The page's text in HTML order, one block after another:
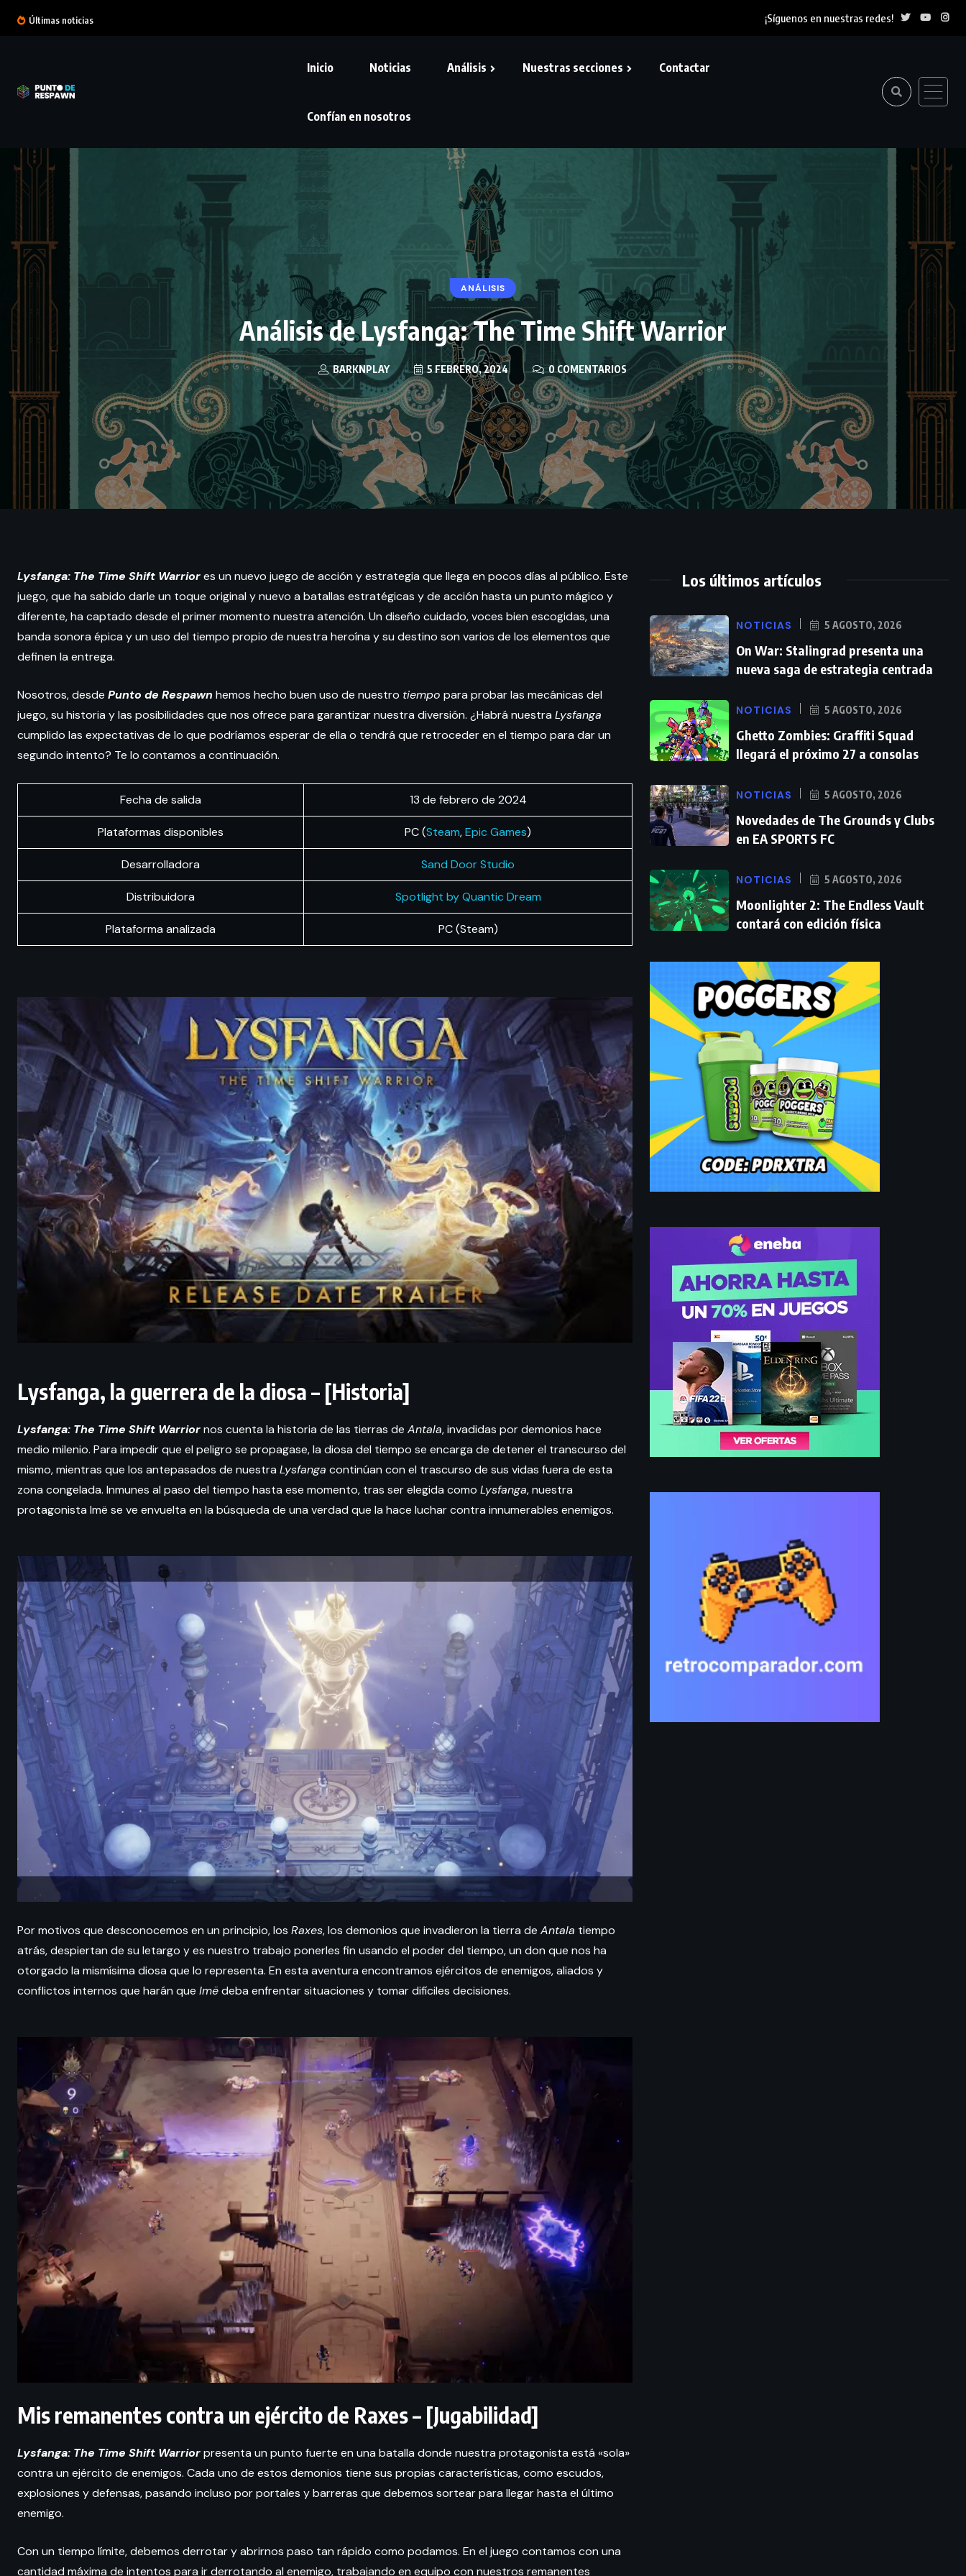
Últimas noticias ¡Síguenos en nuestras redes!
Inicio Noticias Análisis Nuestras secciones Contactar
Confían en nosotros
ANÁLISIS
Análisis de Lysfanga: The Time Shift Warrior
BARKNPLAY 5 FEBRERO, 2024 0 COMENTARIOS
Lysfanga: The Time Shift Warriores un nuevo juego de acción y estrategia que llega en pocos días al público. Este
juego, que ha sabido darle un toque original y nuevo a batallas estratégicas y de acción hasta un punto mágico y
diferente, ha captado desde el primer momento nuestra atención. Un diseño cuidado, voces bien escogidas, una
banda sonora épica y un uso del tiempo propio de nuestra heroína y su destino son varios de los elementos que
definen la entrega.
Nosotros, desde Punto de Respawn hemos hecho buen uso de nuestro tiempo para probar las mecánicas del
juego, su historia y las posibilidades que nos ofrece para garantizar nuestra diversión. ¿Habrá nuestra Lysfanga
cumplido las expectativas de lo que podríamos esperar de ella o tendrá que retroceder en el tiempo para dar un
segundo intento? Te lo contamos a continuación.
Fecha de salida 13 de febrero de 2024
Plataformas disponibles PC (Steam,Epic Games)
Desarrolladora Sand Door Studio
Distribuidora Spotlight by Quantic Dream
Plataforma analizada PC (Steam)
Lysfanga, la guerrera de la diosa – [Historia]
Lysfanga: The Time Shift Warriornos cuenta la historia de las tierras de Antala, invadidas por demonios hace
medio milenio. Para impedir que el peligro se propagase, la diosa del tiempo se encarga de detener el transcurso del
mismo, mientras que los antepasados de nuestra Lysfanga continúan con el trascurso de sus vidas fuera de esta
zona congelada. Inmunes al paso del tiempo hasta ese momento, tras ser elegida como Lysfanga, nuestra
protagonista Imë se ve envuelta en la búsqueda de una verdad que la hace luchar contra innumerables enemigos.
Por motivos que desconocemos en un principio, los Raxes, los demonios que invadieron la tierra de Antala tiempo
atrás, despiertan de su letargo y es nuestro trabajo ponerles fin usando el poder del tiempo, un don que nos ha
otorgado la mismísima diosa que lo representa. En esta aventura encontramos ejércitos de enemigos, aliados y
conflictos internos que harán que Imëdeba enfrentar situaciones y tomar difíciles decisiones.
Mis remanentes contra un ejército de Raxes – [Jugabilidad]
Lysfanga: The Time Shift Warriorpresenta un punto fuerte en una batalla donde nuestra protagonista está «sola»
contra un ejército de enemigos. Cada uno de estos demonios tiene sus propias características, como escudos,
explosiones y defensas, pasando incluso por portales y barreras que debemos sortear para llegar hasta el último
enemigo.
Con un tiempo límite, debemos derrotar y abrirnos paso tan rápido como podamos. En el juego contamos con una
cantidad máxima de intentos para ir derrotando al enemigo, trabajando en equipo con nuestros remanentes
Los últimos artículos
NOTICIAS 5 AGOSTO, 2026
On War: Stalingrad presenta una
nueva saga de estrategia centrada
NOTICIAS 5 AGOSTO, 2026
Ghetto Zombies: Graffiti Squad
llegará el próximo 27 a consolas
NOTICIAS 5 AGOSTO, 2026
Novedades de The Grounds y Clubs
en EA SPORTS FC
NOTICIAS 5 AGOSTO, 2026
Moonlighter 2: The Endless Vault
contará con edición física